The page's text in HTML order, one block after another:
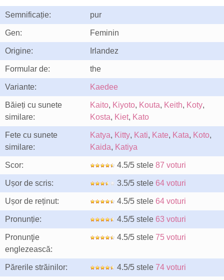
Semnificație: pur
Gen: Feminin
Origine: Irlandez
Formular de: the
Variante: Kaedee
Băieți cu sunete
similare:
Kaito, Kiyoto, Kouta, Keith, Koty,
Kosta, Kiet, Kato
Fete cu sunete
similare:
Katya, Kitty, Kati, Kate, Kata, Koto,
Kaida, Katiya
Scor: 4.5/5 stele 87 voturi
Ușor de scris: 3.5/5 stele 64 voturi
Ușor de reținut: 4.5/5 stele 64 voturi
Pronunție: 4.5/5 stele 63 voturi
Pronunţie
englezească:
4.5/5 stele 75 voturi
Părerile străinilor: 4.5/5 stele 74 voturi